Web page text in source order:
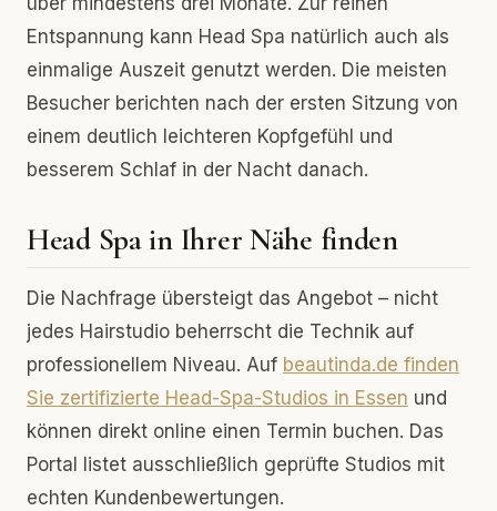
Entspannung kann Head Spa natürlich auch als
einmalige Auszeit genutzt werden. Die meisten
Besucher berichten nach der ersten Sitzung von
einem deutlich leichteren Kopfgefühl und
besserem Schlaf in der Nacht danach.
Head Spa in Ihrer Nähe finden
Die Nachfrage übersteigt das Angebot – nicht
jedes Hairstudio beherrscht die Technik auf
professionellem Niveau. Auf beautinda.de finden
Sie zertifizierte Head-Spa-Studios in Essen und
können direkt online einen Termin buchen. Das
Portal listet ausschließlich geprüfte Studios mit
echten Kundenbewertungen.